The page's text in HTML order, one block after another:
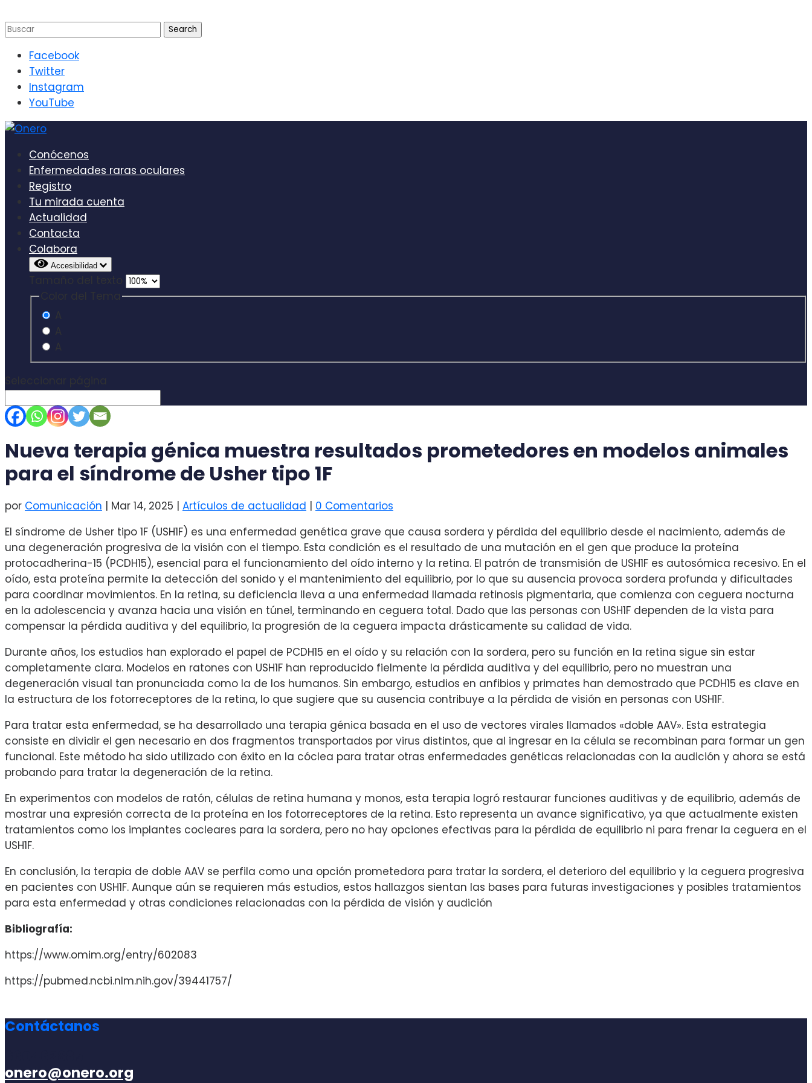
Facebook
Twitter
Instagram
YouTube
Conócenos
Enfermedades raras oculares
Registro
Tu mirada cuenta
Actualidad
Contacta
Colabora
Accesibilidad
Nueva terapia génica muestra resultados prometedores en modelos animales
para el síndrome de Usher tipo 1F
por Comunicación Mar 14, 2025 Artículos de actualidad
0 Comentarios
El síndrome de Usher tipo 1F (USH1F) es una enfermedad genética grave que causa sordera y pérdida del equilibrio desde el nacimiento, además de
una degeneración progresiva de la visión con el tiempo. Esta condición es el resultado de una mutación en el gen que produce la proteína
protocadherina-15 (PCDH15), esencial para el funcionamiento del oído interno y la retina. El patrón de transmisión de USH1F es autosómica recesivo. En el
oído, esta proteína permite la detección del sonido y el mantenimiento del equilibrio, por lo que su ausencia provoca sordera profunda y dificultades
para coordinar movimientos. En la retina, su deficiencia lleva a una enfermedad llamada retinosis pigmentaria, que comienza con ceguera nocturna
en la adolescencia y avanza hacia una visión en túnel, terminando en ceguera total. Dado que las personas con USH1F dependen de la vista para
compensar la pérdida auditiva y del equilibrio, la progresión de la ceguera impacta drásticamente su calidad de vida.
Durante años, los estudios han explorado el papel de PCDH15 en el oído y su relación con la sordera, pero su función en la retina sigue sin estar
completamente clara. Modelos en ratones con USH1F han reproducido fielmente la pérdida auditiva y del equilibrio, pero no muestran una
degeneración visual tan pronunciada como la de los humanos. Sin embargo, estudios en anfibios y primates han demostrado que PCDH15 es clave en
la estructura de los fotorreceptores de la retina, lo que sugiere que su ausencia contribuye a la pérdida de visión en personas con USH1F.
Para tratar esta enfermedad, se ha desarrollado una terapia génica basada en el uso de vectores virales llamados «doble AAV». Esta estrategia
consiste en dividir el gen necesario en dos fragmentos transportados por virus distintos, que al ingresar en la célula se recombinan para formar un gen
funcional. Este método ha sido utilizado con éxito en la cóclea para tratar otras enfermedades genéticas relacionadas con la audición y ahora se está
probando para tratar la degeneración de la retina.
En experimentos con modelos de ratón, células de retina humana y monos, esta terapia logró restaurar funciones auditivas y de equilibrio, además de
mostrar una expresión correcta de la proteína en los fotorreceptores de la retina. Esto representa un avance significativo, ya que actualmente existen
tratamientos como los implantes cocleares para la sordera, pero no hay opciones efectivas para la pérdida de equilibrio ni para frenar la ceguera en el
USH1F.
En conclusión, la terapia de doble AAV se perfila como una opción prometedora para tratar la sordera, el deterioro del equilibrio y la ceguera progresiva
en pacientes con USH1F. Aunque aún se requieren más estudios, estos hallazgos sientan las bases para futuras investigaciones y posibles tratamientos
para esta enfermedad y otras condiciones relacionadas con la pérdida de visión y audición
Bibliografía:
https://www.omim.org/entry/602083
https://pubmed.ncbi.nlm.nih.gov/39441757/
Contáctanos
onero@onero.org